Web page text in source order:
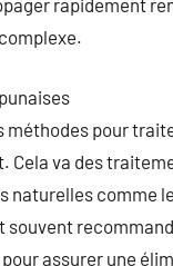
méthodes pour
Cela va des
naturelles comme
souvent
assurer une